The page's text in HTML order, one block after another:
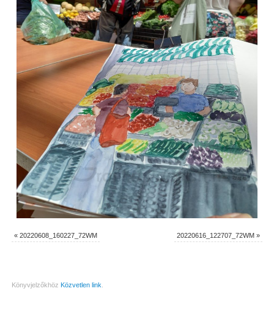
« 20220608_160227_72WM 20220616_122707_72WM »
Könyvjelzőkhöz Közvetlen link